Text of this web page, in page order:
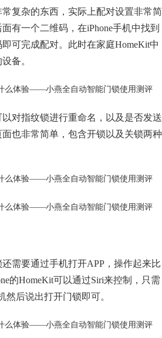
复杂的东西，实际上配对设置非常简
有一个二维码，在iPhone手机中找到
可完成配对。此时在家庭HomeKit中
备。
对指纹锁进行重命名，以及是否发送
也非常简单，包含开锁以及关锁两种
需要通过手机打开APP，操作起来比
的HomeKit可以通过Siri来控制，只需
然后说出打开门锁即可。